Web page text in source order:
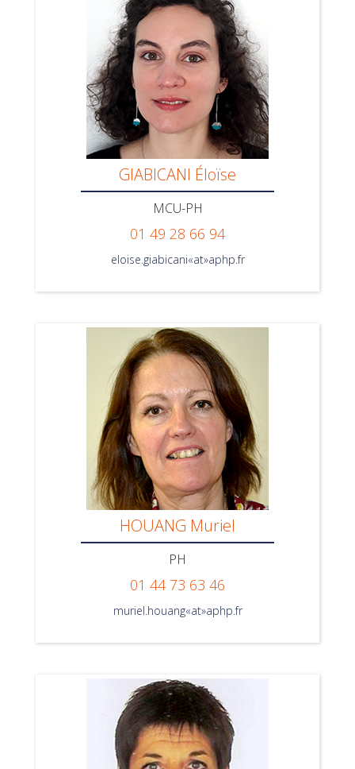
GIABICANI Éloïse
MCU-PH
01 49 28 66 94
eloise.giabicani«at»aphp.fr
HOUANG Muriel
PH
01 44 73 63 46
muriel.houang«at»aphp.fr